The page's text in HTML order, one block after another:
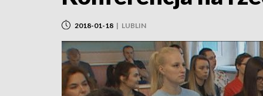
2018-01-18 | LUBLIN